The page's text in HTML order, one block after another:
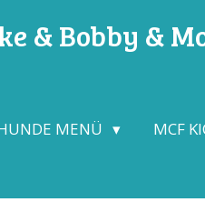
& Bobby &
MENÜ MCF